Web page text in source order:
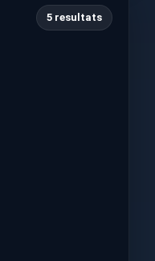
5 resultats